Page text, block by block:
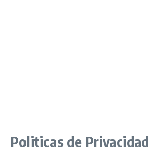
Politicas de Privacidad